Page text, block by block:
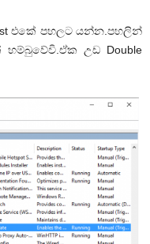
එකේ පහලට යන්න.පහලින්
හම්බුවේවි.ඒක උඩ Double